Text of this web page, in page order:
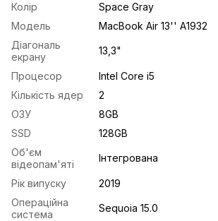
Колір
Space Gray
Модель
MacBook Air 13'' A1932
Діагональ
екрану
13,3"
Процесор
Intel Core i5
Кількість ядер
2
ОЗУ
8GB
SSD
128GB
Об'єм
відеопам'яті
Інтегрована
Рік випуску
2019
Операційна
система
Sequoia 15.0